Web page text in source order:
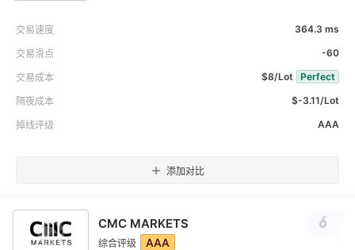
交易速度 364.3 ms
交易滑点 -60
交易成本 $8/Lot Perfect
隔夜成本 $-3.11/Lot
掉线评级 AAA
添加对比
CMC MARKETS
综合评级 AAA
6